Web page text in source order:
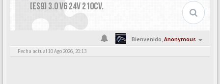
[ES9] 3.0 V6 24V 210CV.
Bienvenido,Anonymous
Fecha actual 10 Ago 2026, 20:13